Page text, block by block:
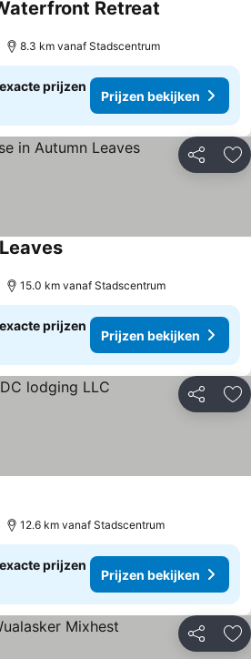
Retreat
8.3 km vanaf Stadscentrum
prijzen
Prijzen bekijken
Delen
15.0 km vanaf Stadscentrum
prijzen
Prijzen bekijken
Delen
12.6 km vanaf Stadscentrum
prijzen
Prijzen bekijken
Delen